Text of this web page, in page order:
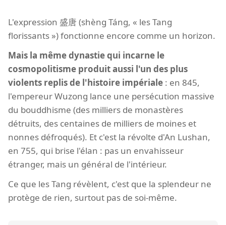
L'expression 盛唐 (shèng Táng, « les Tang
florissants ») fonctionne encore comme un horizon.
Mais la même dynastie qui incarne le
cosmopolitisme produit aussi l'un des plus
violents replis de l'histoire impériale : en 845,
l'empereur Wuzong lance une persécution massive
du bouddhisme (des milliers de monastères
détruits, des centaines de milliers de moines et
nonnes défroqués). Et c'est la révolte d'An Lushan,
en 755, qui brise l'élan : pas un envahisseur
étranger, mais un général de l'intérieur.
Ce que les Tang révèlent, c'est que la splendeur ne
protège de rien, surtout pas de soi-même.